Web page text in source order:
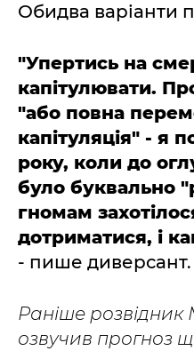
Обидва варіанти
"Упертись на
капітулювати.
"або повна
капітуляція" - я
року, коли до
було буквально
гномам
дотриматися, і
- пише диверсант.
Раніше
озвучив прогноз